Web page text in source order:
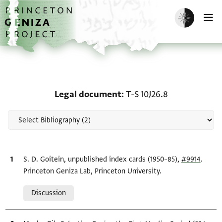
Skip to main content
home
Enable dark
Legal document T-S 10J26.8
Bibliographic citation
S. D. Goitein, unpublished index cards (1950–85), #9914.
Princeton Geniza Lab, Princeton University.
Discussion